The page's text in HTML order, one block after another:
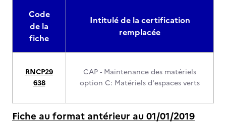
Code
de la
fiche
Intitulé de la certification
remplacée
RNCP29
638
CAP - Maintenance des matériels
option C: Matériels d'espaces verts
Fiche au format antérieur au 01/01/2019